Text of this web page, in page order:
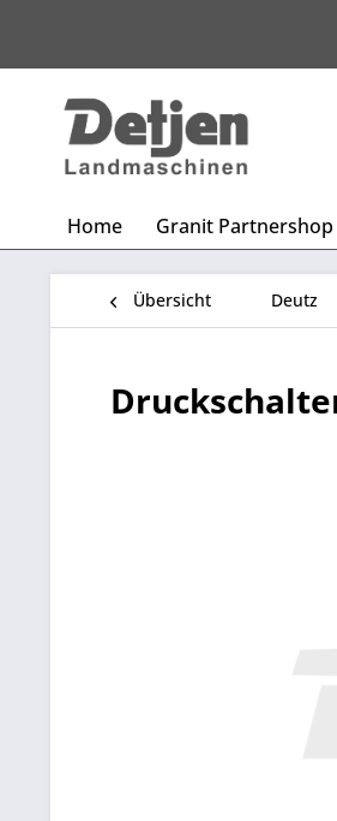
Home Granit Partnershop
Übersicht Deutz